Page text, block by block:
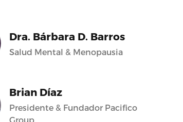
Dra. Bárbara D. Barros
Salud Mental & Menopausia
Brian Díaz
Presidente & Fundador Pacifico
Group